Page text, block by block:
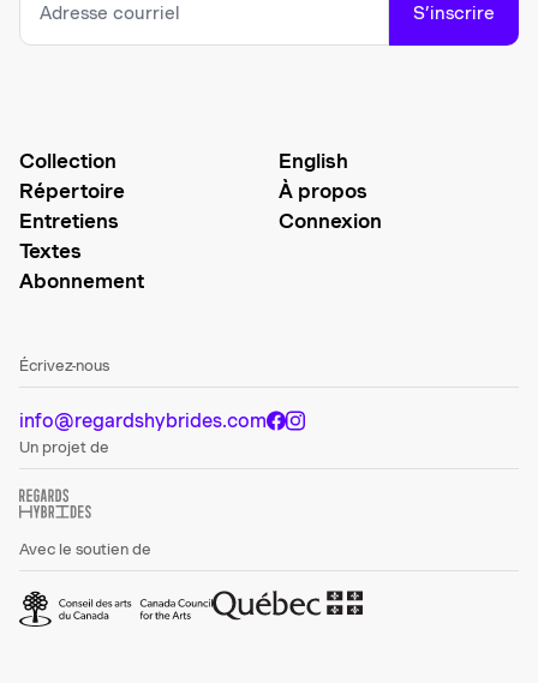
S’inscrire
Collection
Répertoire
Entretiens
Textes
Abonnement
English
À propos
Connexion
Écrivez-nous
info@regardshybrides.com
Un projet de
Avec le soutien de